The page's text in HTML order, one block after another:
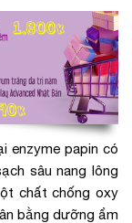
enzyme papin có
sâu nang lông
chất chống oxy
bằng dưỡng ẩm